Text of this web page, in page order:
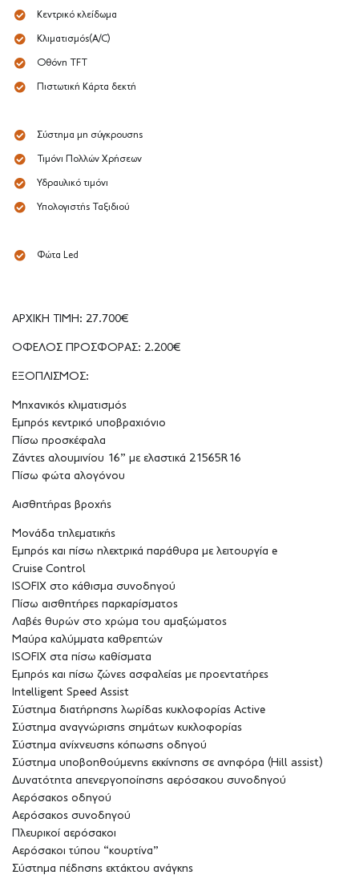
Κεντρικό κλείδωμα
Κλιματισμός(A/C)
Οθόνη TFT
Πιστωτική Κάρτα δεκτή
Σύστημα μη σύγκρουσης
Τιμόνι Πολλών Χρήσεων
Υδραυλικό τιμόνι
Υπολογιστής Ταξιδιού
Φώτα Led
ΑΡΧΙΚΗ ΤΙΜΗ: 27.700€
ΟΦΕΛΟΣ ΠΡΟΣΦΟΡΑΣ: 2.200€
ΕΞΟΠΛΙΣΜΟΣ:
Μηχανικός κλιματισμός
Εμπρός κεντρικό υποβραχιόνιο
Πίσω προσκέφαλα
Ζάντες αλουμινίου 16” με ελαστικά 21565R16
Πίσω φώτα αλογόνου
Αισθητήρας βροχής
Μονάδα τηλεματικής
Εμπρός και πίσω ηλεκτρικά παράθυρα με λειτουργία e
Cruise Control
ISOFIX στο κάθισμα συνοδηγού
Πίσω αισθητήρες παρκαρίσματος
Λαβές θυρών στο χρώμα του αμαξώματος
Μαύρα καλύμματα καθρεπτών
ISOFIX στα πίσω καθίσματα
Εμπρός και πίσω ζώνες ασφαλείας με προεντατήρες
Intelligent Speed Assist
Σύστημα διατήρησης λωρίδας κυκλοφορίας Active
Σύστημα αναγνώρισης σημάτων κυκλοφορίας
Σύστημα ανίχνευσης κόπωσης οδηγού
Σύστημα υποβοηθούμενης εκκίνησης σε ανηφόρα (Hill assist)
Δυνατότητα απενεργοποίησης αερόσακου συνοδηγού
Αερόσακος οδηγού
Αερόσακος συνοδηγού
Πλευρικοί αερόσακοι
Αερόσακοι τύπου “κουρτίνα”
Σύστημα πέδησης εκτάκτου ανάγκης